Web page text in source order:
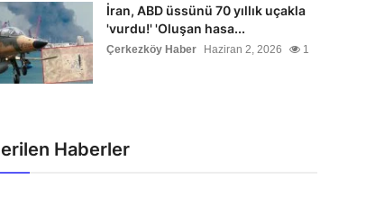
İran, ABD üssünü 70 yıllık uçakla
'vurdu!' 'Oluşan hasa...
Çerkezköy Haber Haziran 2, 2026 1
Haberler